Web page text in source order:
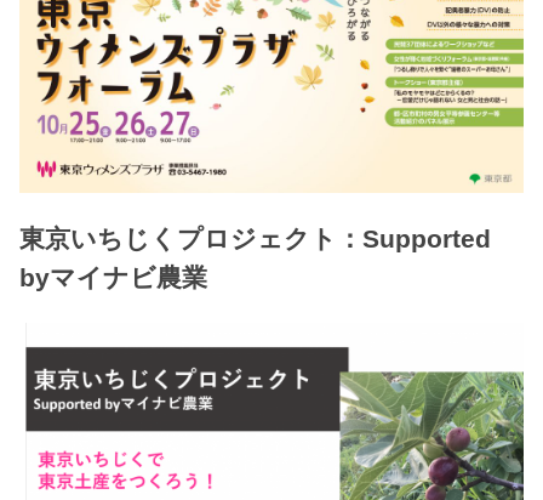
東京いちじくプロジェクト：Supported
byマイナビ農業